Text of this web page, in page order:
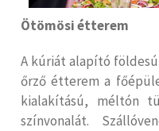
Ötömösi étterem
A kúriát alapító
őrző étterem a
kialakítású, méltón
színvonalát.